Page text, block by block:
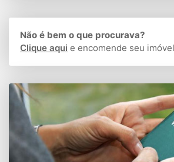
Não é bem o que procurava?
Clique aqui e encomende seu imóvel